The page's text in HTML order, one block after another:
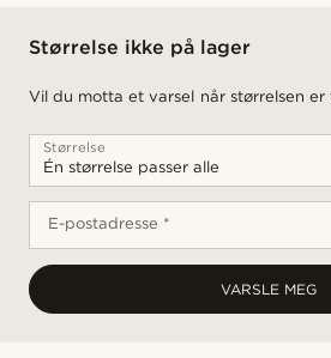
Størrelse ikke på lager
Vil du motta et varsel når størrelsen
Størrelse
E-postadresse *
VARSLE MEG